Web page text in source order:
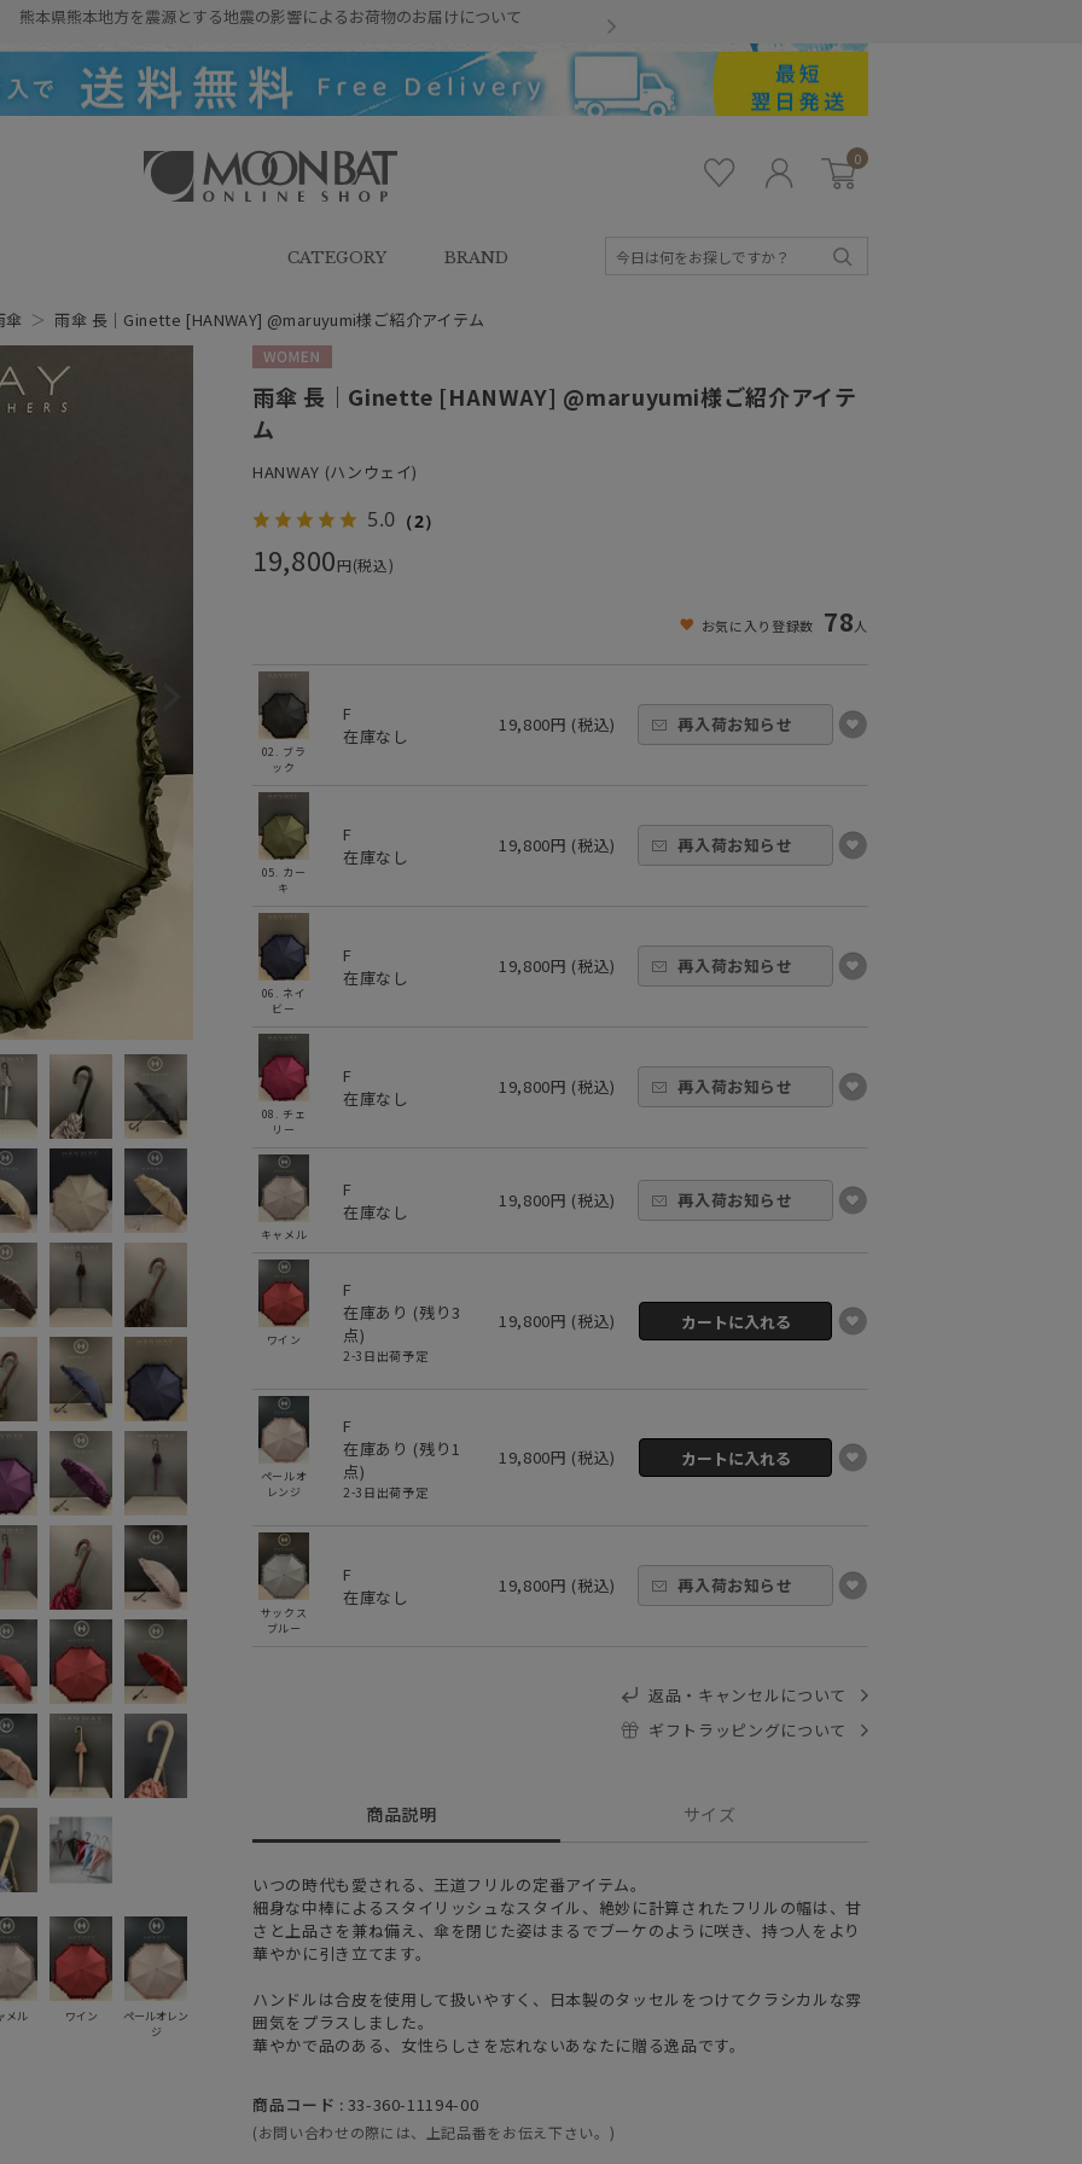
熊本県熊本地方を震源とする地震の影響によるお荷物のお届けについて
SHOP（ムーンバットオンラインシ
イ
ン
0
CATEGORY BRAND
傘 ＞雨傘 長｜Ginette [HANWAY] @maruyumi様ご紹介アイテム
メル ワイン
ペールオレン
ジ
雨傘 長｜Ginette [HANWAY] @maruyumi様ご紹介アイテ
ム
HANWAY (ハンウェイ)
5.0 （2）
19,800円(税込)
お気に入り登録数 78人
02. ブラ
ック
F
在庫なし
19,800円 (税込) 再入荷お知らせ
05. カー
キ
F
在庫なし
19,800円 (税込) 再入荷お知らせ
06. ネイ
ビー
F
在庫なし
19,800円 (税込) 再入荷お知らせ
08. チェ
リー
F
在庫なし
19,800円 (税込) 再入荷お知らせ
キャメル
F
在庫なし
19,800円 (税込) 再入荷お知らせ
ワイン
F
在庫あり (残り3
点)
2-3日出荷予定
19,800円 (税込)
ペールオ
レンジ
F
在庫あり (残り1
点)
2-3日出荷予定
19,800円 (税込)
サックス
ブルー
F
在庫なし
19,800円 (税込) 再入荷お知らせ
返品・キャンセルについて
ギフトラッピングについて
商品説明 サイズ
いつの時代も愛される、王道フリルの定番アイテム。
細身な中棒によるスタイリッシュなスタイル、絶妙に計算されたフリルの幅は、甘
さと上品さを兼ね備え、傘を閉じた姿はまるでブーケのように咲き、持つ人をより
華やかに引き立てます。
ハンドルは合皮を使用して扱いやすく、日本製のタッセルをつけてクラシカルな雰
囲気をプラスしました。
華やかで品のある、女性らしさを忘れないあなたに贈る逸品です。
商品コード : 33-360-11194-00
(お問い合わせの際には、上記品番をお伝え下さい。)